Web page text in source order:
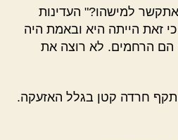
למישהו?" העדינות
זאת הייתה היא ובאמת היה
הם הרחמים. לא רוצה את
חרדה קטן בגלל האזעקה.